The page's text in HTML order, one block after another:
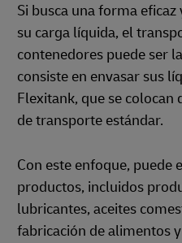
Si busca una forma
su carga líquida, el
contenedores puede ser
consiste en envasar sus
Flexitank, que se
de transporte estándar.
Con este enfoque, puede
productos, incluidos
lubricantes, aceites
fabricación de alimentos